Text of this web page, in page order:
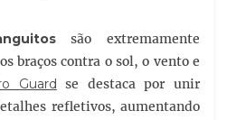
são extremamente
braços contra o sol, o vento e
Guard se destaca por unir
refletivos, aumentando